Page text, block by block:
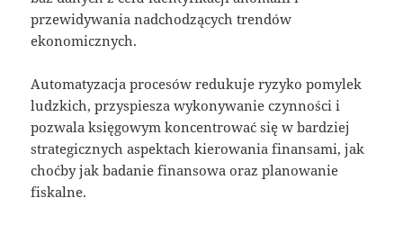
przewidywania nadchodzących trendów
ekonomicznych.
Automatyzacja procesów redukuje ryzyko pomylek
ludzkich, przyspiesza wykonywanie czynności i
pozwala księgowym koncentrować się w bardziej
strategicznych aspektach kierowania finansami, jak
choćby jak badanie finansowa oraz planowanie
fiskalne.